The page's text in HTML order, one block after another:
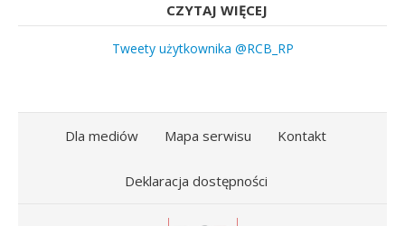
CZYTAJ WIĘCEJ
Tweety użytkownika @RCB_RP
Dla mediów Mapa serwisu Kontakt
Deklaracja dostępności